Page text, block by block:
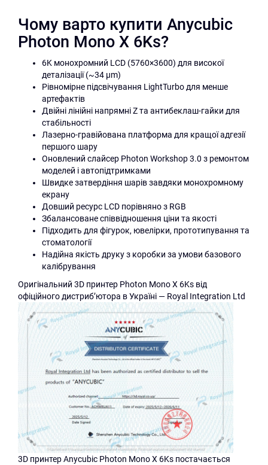
Чому варто купити Anycubic
Photon Mono X 6Ks?
6K монохромний LCD (5760×3600) для високої
деталізації (~34 µm)
Рівномірне підсвічування LightTurbo для менше
артефактів
Двійні лінійні напрямні Z та антибеклаш-гайки для
стабільності
Лазерно-гравійована платформа для кращої адгезії
першого шару
Оновлений слайсер Photon Workshop 3.0 з ремонтом
моделей і автопідтримками
Швидке затвердіння шарів завдяки монохромному
екрану
Довший ресурс LCD порівняно з RGB
Збалансоване співвідношення ціни та якості
Підходить для фігурок, ювелірки, прототипування та
стоматології
Надійна якість друку з коробки за умови базового
калібрування
Оригінальний 3D принтер Photon Mono X 6Ks від
офіційного дистриб’ютора в Україні — Royal Integration Ltd
3D принтер Anycubic Photon Mono X 6Ks постачається